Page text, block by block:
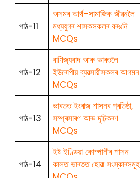
পাঠ-11
অসমৰ আৰ্থ–সামাজিক জীৱনলৈ
মধ্যযুগৰ শাসকসকলৰ বৰঙনি
MCQs
পাঠ-12
বাণিজ্যবাদ আৰু ভাৰতলৈ
ইউৰোপীয় ব্যৱসায়ীসকলৰ আগমন
MCQs
পাঠ-13
ভাৰতত ইংৰাজ শাসনৰ প্ৰতিষ্ঠা,
সম্প্ৰসাৰণ আৰু দৃঢ়িকৰণ
MCQs
পাঠ-14
ইষ্ট ইণ্ডিয়া কোম্পানীৰ শাসন
কালত ভাৰতত হোৱা সংস্কাৰসমূহ